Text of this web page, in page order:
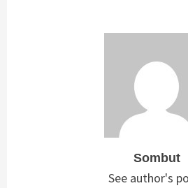
Sombut
See author's